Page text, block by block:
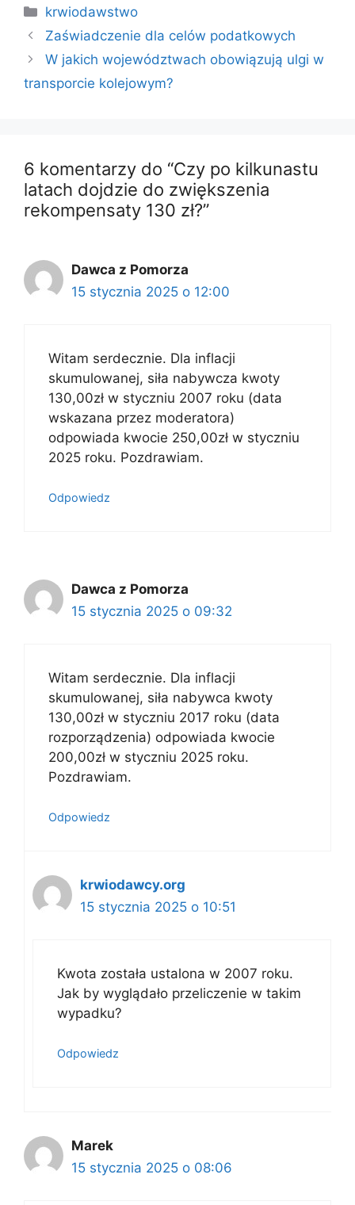
Kategorie
krwiodawstwo
Zaświadczenie dla celów podatkowych
W jakich województwach obowiązują ulgi w
transporcie kolejowym?
6 komentarzy do “Czy po kilkunastu
latach dojdzie do zwiększenia
rekompensaty 130 zł?”
Dawca z Pomorza
15 stycznia 2025 o 12:00
Witam serdecznie. Dla inflacji
skumulowanej, siła nabywcza kwoty
130,00zł w styczniu 2007 roku (data
wskazana przez moderatora)
odpowiada kwocie 250,00zł w styczniu
2025 roku. Pozdrawiam.
Odpowiedz
Dawca z Pomorza
15 stycznia 2025 o 09:32
Witam serdecznie. Dla inflacji
skumulowanej, siła nabywca kwoty
130,00zł w styczniu 2017 roku (data
rozporządzenia) odpowiada kwocie
200,00zł w styczniu 2025 roku.
Pozdrawiam.
Odpowiedz
krwiodawcy.org
15 stycznia 2025 o 10:51
Kwota została ustalona w 2007 roku.
Jak by wyglądało przeliczenie w takim
wypadku?
Odpowiedz
Marek
15 stycznia 2025 o 08:06